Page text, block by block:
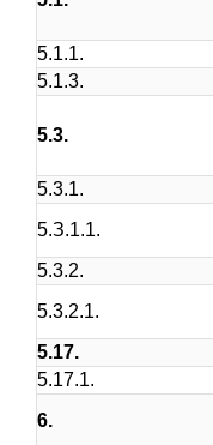
5.1.1.
5.1.3.
5.3.
5.3.1.
5.З.1.1.
5.3.2.
5.3.2.1.
5.17.
5.17.1.
6.